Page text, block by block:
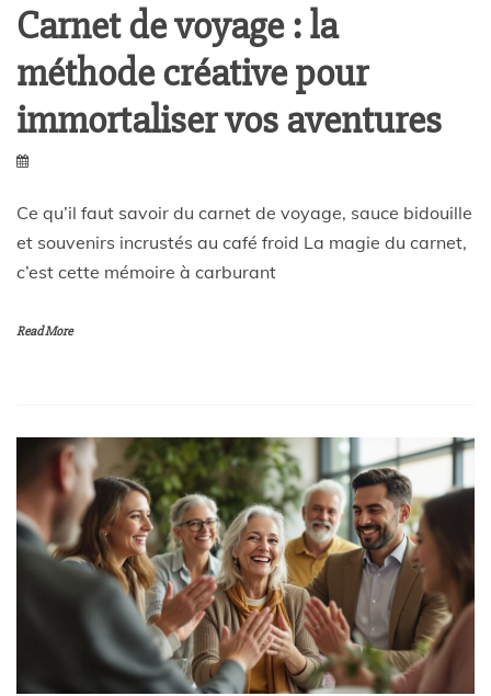
Carnet de voyage : la
méthode créative pour
immortaliser vos aventures
Ce qu’il faut savoir du carnet de voyage, sauce bidouille
et souvenirs incrustés au café froid La magie du carnet,
c’est cette mémoire à carburant
Read More